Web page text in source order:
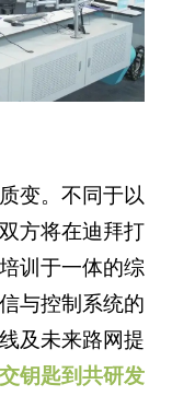
变。不同于以
方将在迪拜打
训于一体的综
与控制系统的
及未来路网提
钥匙到共研发